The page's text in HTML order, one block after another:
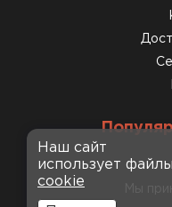
Мы
Наш сайт
использует файлы
cookie